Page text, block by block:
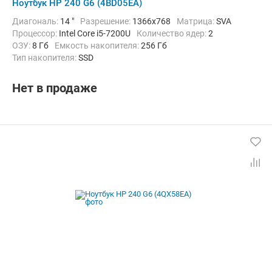
Ноутбук HP 240 G6 (4BD05EA)
Диагональ: 14 " Разрешение: 1366x768 Матрица:SVA
Процессор: Intel Core i5-7200U Количество ядер:2
ОЗУ:8 Гб Емкость накопителя:256 Гб
Тип накопителя:SSD
Операционная система:
Вес:1.85 кг
Нет в продаже